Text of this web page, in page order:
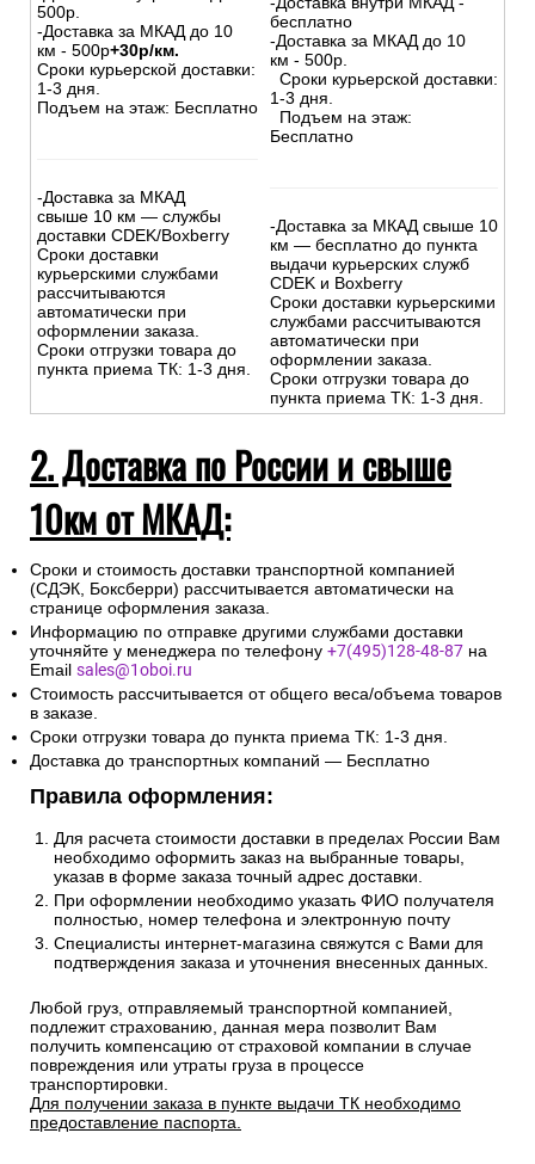
500р.
-Доставка за МКАД до 10
км - 500р+30р/км.
Сроки курьерской доставки:
1-3 дня.
Подъем на этаж: Бесплатно
-Доставка за МКАД
свыше 10 км — службы
доставки CDEK/Boxberry
Сроки доставки
курьерскими службами
рассчитываются
автоматически при
оформлении заказа.
Сроки отгрузки товара до
пункта приема ТК: 1-3 дня.
бесплатно
-Доставка за МКАД до 10
км - 500р.
Сроки курьерской доставки:
1-3 дня.
Подъем на этаж:
Бесплатно
-Доставка за МКАД свыше 10
км — бесплатно до пункта
выдачи курьерских служб
CDEK и Boxberry
Сроки доставки курьерскими
службами рассчитываются
автоматически при
оформлении заказа.
Сроки отгрузки товара до
пункта приема ТК: 1-3 дня.
2. Доставка по России и свыше
10км от МКАД:
Сроки и стоимость доставки транспортной компанией
(СДЭК, Боксберри) рассчитывается автоматически на
странице оформления заказа.
Информацию по отправке другими службами доставки
уточняйте у менеджера по телефону +7(495)128-48-87 на
Email sales@1oboi.ru
Стоимость рассчитывается от общего веса/объема товаров
в заказе.
Сроки отгрузки товара до пункта приема ТК: 1-3 дня.
Доставка до транспортных компаний — Бесплатно
Правила оформления:
Для расчета стоимости доставки в пределах России Вам
необходимо оформить заказ на выбранные товары,
указав в форме заказа точный адрес доставки.
При оформлении необходимо указать ФИО получателя
полностью, номер телефона и электронную почту
Специалисты интернет-магазина свяжутся с Вами для
подтверждения заказа и уточнения внесенных данных.
Любой груз, отправляемый транспортной компанией,
подлежит страхованию, данная мера позволит Вам
получить компенсацию от страховой компании в случае
повреждения или утраты груза в процессе
транспортировки.
Для получении заказа в пункте выдачи ТК необходимо
предоставление паспорта.